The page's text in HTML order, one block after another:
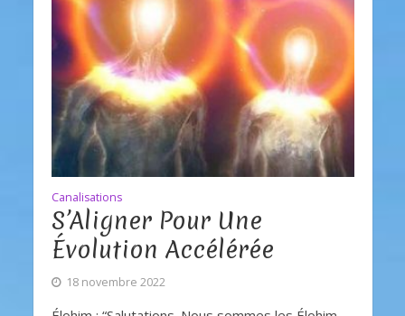
Canalisations
S’Aligner Pour Une
Évolution Accélérée
18 novembre 2022